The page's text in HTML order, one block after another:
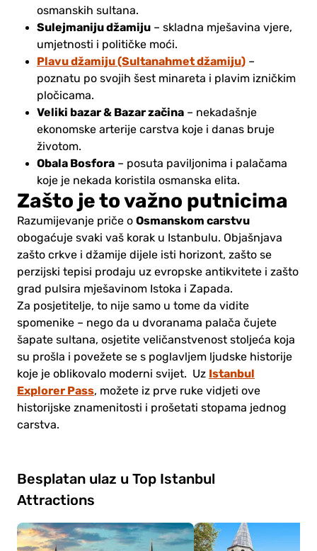
osmanskih sultana.
Sulejmaniju džamiju – skladna mješavina vjere,
umjetnosti i političke moći.
Plavu džamiju (Sultanahmet džamiju) –
poznatu po svojih šest minareta i plavim izničkim
pločicama.
Veliki bazar & Bazar začina – nekadašnje
ekonomske arterije carstva koje i danas bruje
životom.
Obala Bosfora – posuta paviljonima i palačama
koje je nekada koristila osmanska elita.
Zašto je to važno putnicima
Razumijevanje priče o Osmanskom carstvu
obogaćuje svaki vaš korak u Istanbulu. Objašnjava
zašto crkve i džamije dijele isti horizont, zašto se
perzijski tepisi prodaju uz evropske antikvitete i zašto
grad pulsira mješavinom Istoka i Zapada.
Za posjetitelje, to nije samo u tome da vidite
spomenike – nego da u dvoranama palača čujete
šapate sultana, osjetite veličanstvenost stoljeća koja
su prošla i povežete se s poglavljem ljudske historije
koje je oblikovalo moderni svijet. Uz Istanbul
Explorer Pass, možete iz prve ruke vidjeti ove
historijske znamenitosti i prošetati stopama jednog
carstva.
Besplatan ulaz u Top Istanbul
Attractions